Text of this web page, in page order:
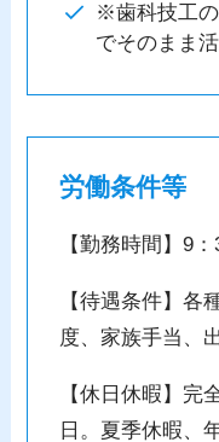
※歯科技工
でそのまま
労働条件等
【勤務時間】9
【待遇条件】各
度、家族手当、
【休日休暇】完
日。夏季休暇、